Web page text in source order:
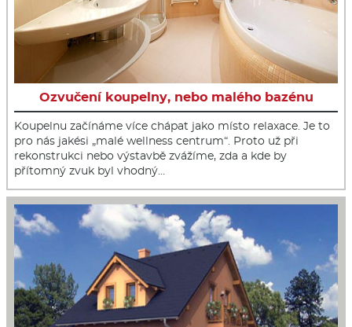
Ozvučení koupelny, nebo malého bazénu
Koupelnu začínáme více chápat jako místo relaxace. Je to
pro nás jakési „malé wellness centrum“. Proto už při
rekonstrukci nebo výstavbě zvážíme, zda a kde by
přítomný zvuk byl vhodný…